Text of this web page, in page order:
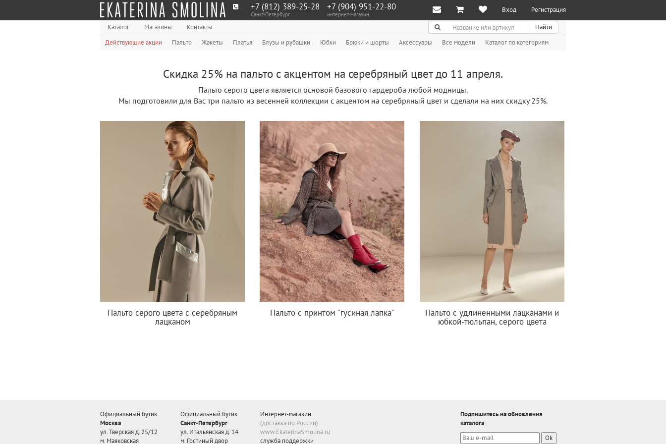
+7 (812) 389-25-28
Санкт-Петербург
+7 (904) 951‑22‑80
интернет-магазин
Вход Регистрация
Каталог Магазины Контакты Поиск
Найти
Действующие акции
Пальто Жакеты Платья Блузы и рубашки Юбки Брюки и шорты Аксессуары Все модели Каталог по категориям
Скидка 25% на пальто с акцентом на серебряный цвет до 11 апреля.
Пальто серого цвета является основой базового гардероба любой модницы.
Мы подготовили для Вас три пальто из весенней коллекции с акцентом на серебряный цвет и сделали на них скидку 25%.
Пальто серого цвета с серебряным
лацканом
Пальто с принтом "гусиная лапка"
Пальто с удлиненными лацканами и
юбкой-тюльпан, серого цвета
Официальный бутик
Москва
ул. Тверская д. 25/12
м. Маяковская
Официальный бутик
Санкт-Петербург
ул. Итальянская д. 14
м. Гостиный двор
Интернет-магазин
(доставка по России)
www.EkaterinaSmolina.ru
служба поддержки
Подпишитесь на обновления
каталога
Ok